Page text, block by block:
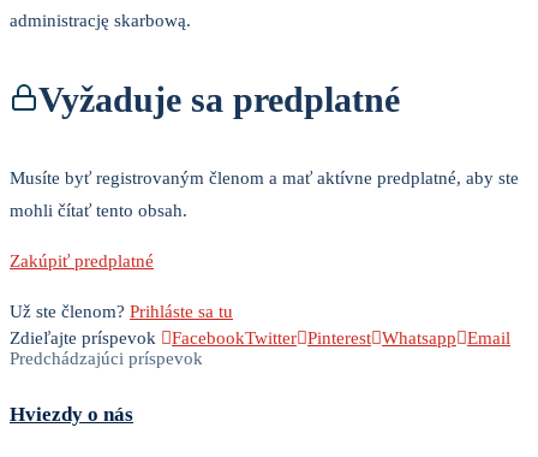
administrację skarbową.
Vyžaduje sa predplatné
Musíte byť registrovaným členom a mať aktívne predplatné, aby ste
mohli čítať tento obsah.
Zakúpiť predplatné
Už ste členom? Prihláste sa tu
Zdieľajte príspevok
FacebookTwitter Pinterest Whatsapp
Email
Predchádzajúci príspevok
Hviezdy o nás